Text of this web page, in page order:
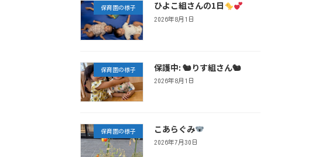
保育園の様子 ひよこ組さんの1日
2026年8月1日
保育園の様子 保護中: 🐿りす組さん🐿
2026年8月1日
保育園の様子 こあらぐみ
2026年7月30日